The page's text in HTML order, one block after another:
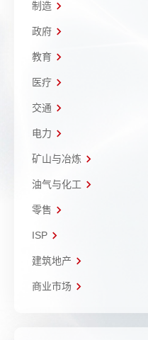
制造
政府
教育
医疗
交通
电力
矿山与冶炼
油气与化工
零售
ISP
建筑地产
商业市场